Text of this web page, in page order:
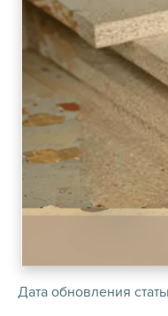
Дата обновления